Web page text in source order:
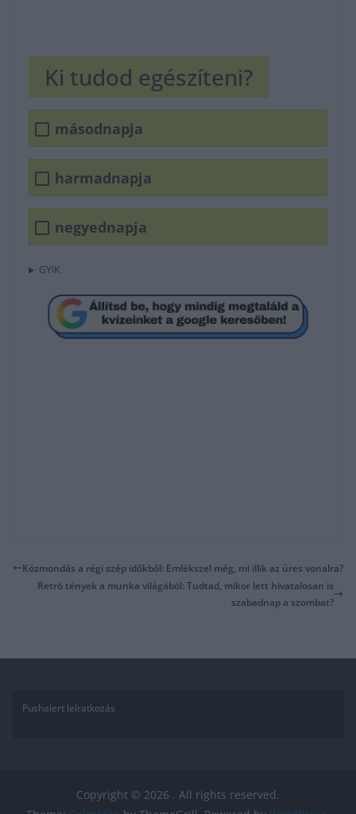
Ki tudod egészíteni?
másodnapja
harmadnapja
negyednapja
GYIK
Közmondás a régi szép időkből: Emlékszel még, mi illik az üres vonalra?
Retró tények a munka világából: Tudtad, mikor lett hivatalosan is
szabadnap a szombat?
Pushalert leíratkozás
Copyright © 2026 . All rights reserved.